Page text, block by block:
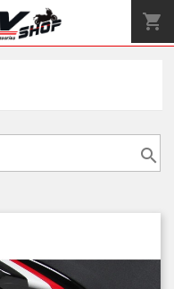
shopping_cart
